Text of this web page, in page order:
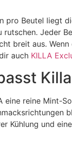
pro Beutel liegt
rutschen. Jeder
breit aus.
auch KILLA
eine reine Mint-
Kühlung und